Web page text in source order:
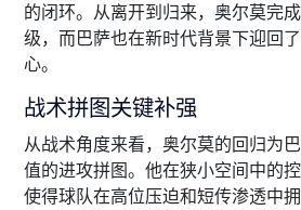
的闭环。从离开到归来，奥尔莫完
级，而巴萨也在新时代背景下迎回
心。
战术拼图关键补强
从战术角度来看，奥尔莫的回归为
值的进攻拼图。他在狭小空间中的
使得球队在高位压迫和短传渗透中